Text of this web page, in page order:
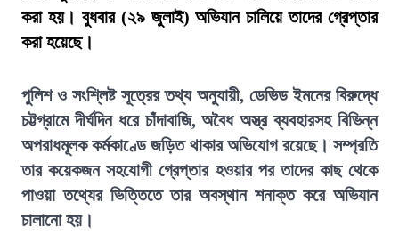
করা হয়। বুধবার (২৯ জুলাই) অভিযান চালিয়ে তাদের গ্রেপ্তার
করা হয়েছে।
পুলিশ ও সংশ্লিষ্ট সূত্রের তথ্য অনুযায়ী, ডেভিড ইমনের বিরুদ্ধে
চট্টগ্রামে দীর্ঘদিন ধরে চাঁদাবাজি, অবৈধ অস্ত্র ব্যবহারসহ বিভিন্ন
অপরাধমূলক কর্মকাণ্ডে জড়িত থাকার অভিযোগ রয়েছে। সম্প্রতি
তার কয়েকজন সহযোগী গ্রেপ্তার হওয়ার পর তাদের কাছ থেকে
পাওয়া তথ্যের ভিত্তিতে তার অবস্থান শনাক্ত করে অভিযান
চালানো হয়।